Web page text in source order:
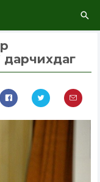
дарчихдаг